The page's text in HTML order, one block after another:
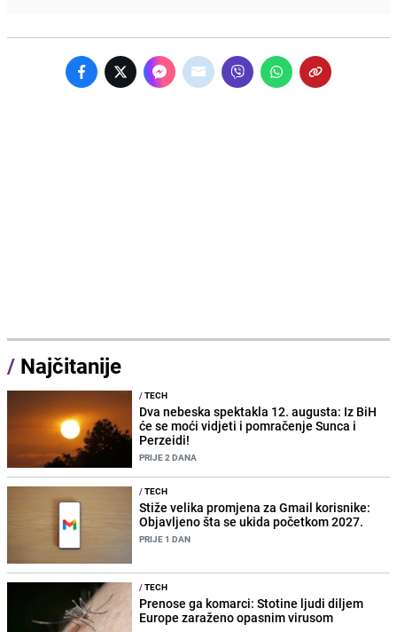
/ Najčitanije
/TECH
Dva nebeska spektakla 12. augusta: Iz BiH
će se moći vidjeti i pomračenje Sunca i
Perzeidi!
PRIJE 2 DANA
/TECH
Stiže velika promjena za Gmail korisnike:
Objavljeno šta se ukida početkom 2027.
PRIJE 1 DAN
/TECH
Prenose ga komarci: Stotine ljudi diljem
Europe zaraženo opasnim virusom